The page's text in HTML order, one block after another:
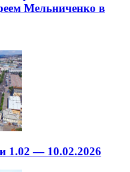
Мельниченко в
1.02 — 10.02.2026